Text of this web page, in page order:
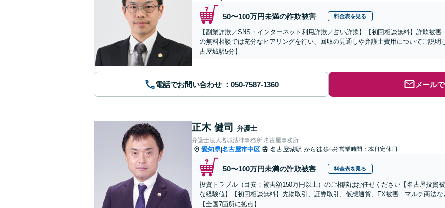
50〜100万円未満の詐欺被害 料金表を見る
【副業詐欺／SNS・インターネット利用詐欺／占い詐欺】【初回相談無料】詐欺被
の無料相談では充分なヒアリングを行い、回収の見通しや弁護士費用についてご説明
古屋城駅5分】
電話でお問い合わせ メール
正木 健司 弁護士
弁護士法人名城法律事務所 名古屋事務所
愛知県|名古屋市中区 名古屋城駅 から徒歩5分営業時間：本日定休日
50〜100万円未満の詐欺被害 料金表を見る
投資トラブル（目安：被害額150万円以上）のご相談はお任せください【名古屋投資
な経験値】【初回相談無料】先物取引、証券取引、仮想通貨、FX被害、マルチ商法な
【全国7箇所に拠点】